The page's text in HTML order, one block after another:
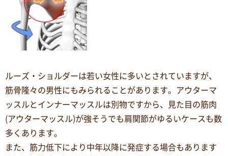
ルーズ・ショルダーは若い女性に多いとされていますが、
筋骨隆々の男性にもみられることがあります。アウターマ
ッスルとインナーマッスルは別物ですから、見た目の筋肉
(アウターマッスル)が強そうでも肩関節がゆるいケースも数
多くあります。
また、筋力低下により中年以降に発症する場合もあります